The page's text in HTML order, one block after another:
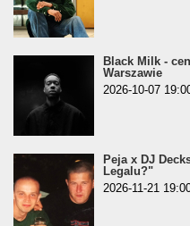
Black Milk -
Warszawie
2026-10-07
Peja x DJ
Legalu?"
2026-11-21